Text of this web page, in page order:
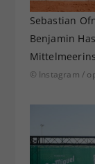
Sebastian
Benjamin
© Instagram /